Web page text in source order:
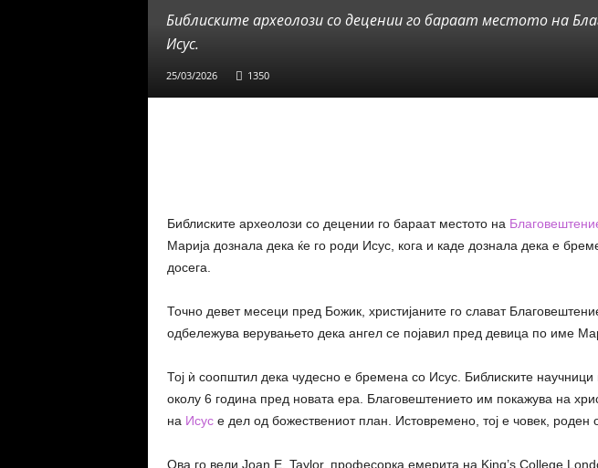
Библиските археолози со децении го бараат местото на
Исус.
25/03/2026 1350
Библиските археолози со децении го бараат местото на
Марија дознала дека ќе го роди Исус, кога и каде дознала дека е
досега.
Точно девет месеци пред Божик, христијаните го слават
одбележува верувањето дека ангел се појавил пред девица по име
Тој ѝ соопштил дека чудесно е бремена со Исус. Библиските научници
околу 6 година пред новата ера. Благовештението им покажува на
на Исусе дел од божествениот план. Истовремено, тој е човек, роден
Ова го вели Joan E. Taylor, професорка емерита на King’s College